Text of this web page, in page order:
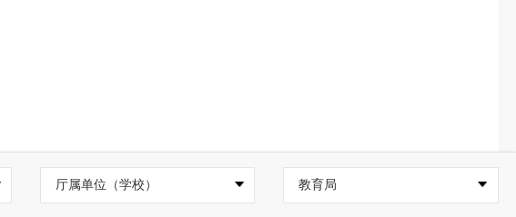
厅属单位（学校） 教育局